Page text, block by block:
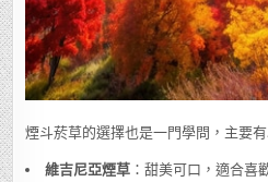
煙斗菸草的選擇也是一門學問，主要
維吉尼亞煙草 ：甜美可口，適合喜